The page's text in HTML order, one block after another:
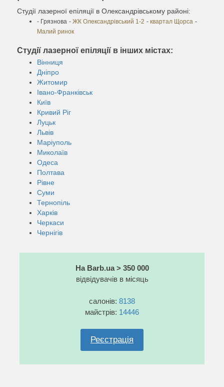
Студії лазерної епіляції в Олександрівському районі:
- Грязнова - ЖК Олександрівський 1-2 - квартал Щорса -
Малий ринок
Студії лазерної епіляції в інших містах:
Вінниця
Дніпро
Житомир
Івано-Франківськ
Київ
Кривий Ріг
Луцьк
Львів
Маріуполь
Миколаїв
Одеса
Полтава
Рівне
Суми
Тернопіль
Харків
Черкаси
Чернігів
На Barb.ua > 350 000
відвідувачів в місяць
салонів: 8138
майстрів: 14446
Реєстрація